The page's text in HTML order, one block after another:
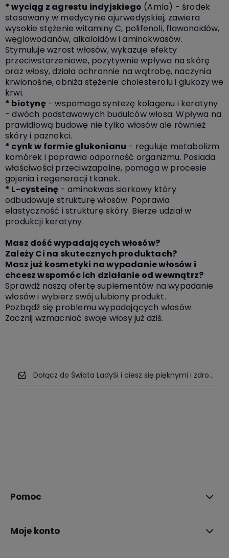
* wyciąg z agrestu indyjskiego (Amla) - środek
stosowany w medycynie ajurwedyjskiej, zawiera
wysokie stężenie witaminy C, polifenoli, flawonoidów,
węglowodanów, alkaloidów i aminokwasów.
Stymuluje wzrost włosów, wykazuje efekty
przeciwstarzeniowe, pozytywnie wpływa na skórę
oraz włosy, działa ochronnie na wątrobę, naczynia
krwionośne, obniża stężenie cholesterolu i glukozy we
krwi.
* biotynę- wspomaga syntezę kolagenu i keratyny
- dwóch podstawowych budulców włosa. Wpływa na
prawidłową budowę nie tylko włosów ale również
skóry i paznokci.
* cynk w formie glukonianu - reguluje metabolizm
komórek i poprawia odporność organizmu. Posiada
właściwości przeciwzapalne, pomaga w procesie
gojenia i regeneracji tkanek.
* L-cysteinę - aminokwas siarkowy który
odbudowuje strukturę włosów. Poprawia
elastyczność i strukturę skóry. Bierze udział w
produkcji keratyny.
Masz dość wypadających włosów?
Zależy Ci na skutecznych produktach?
Masz już kosmetyki na wypadanie włosów i
chcesz wspomóc ich działanie od wewnątrz?
Sprawdź naszą ofertę suplementów na wypadanie
włosów i wybierz swój ulubiony produkt.
Pozbądź się problemu wypadających włosów.
Zacznij wzmacniać swoje włosy już dziś.
Dołącz do Świata LadySi i ciesz się pięknymi i
Pomoc
Moje konto